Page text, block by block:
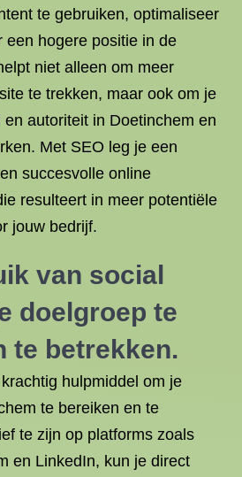
te gebruiken, optimaliseer
een hogere positie in de
niet alleen om meer
te trekken, maar ook om je
autoriteit in Doetinchem en
Met SEO leg je een
succesvolle online
resulteert in meer potentiële
jouw bedrijf.
van social
doelgroep te
te betrekken.
hulpmiddel om je
te bereiken en te
te zijn op platforms zoals
en LinkedIn, kun je direct